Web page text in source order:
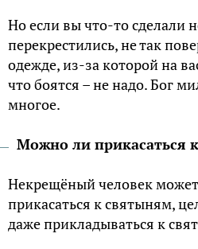
Но если вы что-то сделали
перекрестились, не так
одежде, из-за которой на
что боятся – не надо. Бог
многое.
Можно ли прикасаться
Некрещёный человек
прикасаться к святыням,
даже прикладываться к